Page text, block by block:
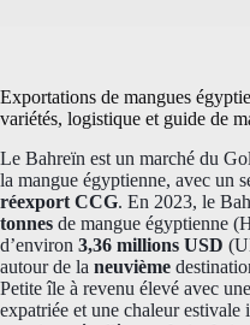
Exportations de mangues
variétés, logistique et guide de
Le Bahreïn est un marché du
la mangue égyptienne, avec un
réexport CCG. En 2023, le
tonnes de mangue égyptienne
d’environ 3,36 millions USD
autour de la neuvième
Petite île à revenu élevé avec
expatriée et une chaleur